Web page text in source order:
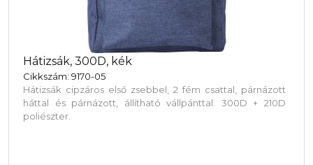
Hátizsák, 300D, kék
Cikkszám: 9170-05
Hátizsák cipzáros első zsebbel, 2 fém csattal, párnázott
háttal és párnázott, állítható vállpánttal. 300D + 210D
poliészter.